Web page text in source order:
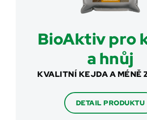
BioAktiv pro
a hnůj
KVALITNÍ KEJDA A MÉNĚ
DETAIL PRODUKTU